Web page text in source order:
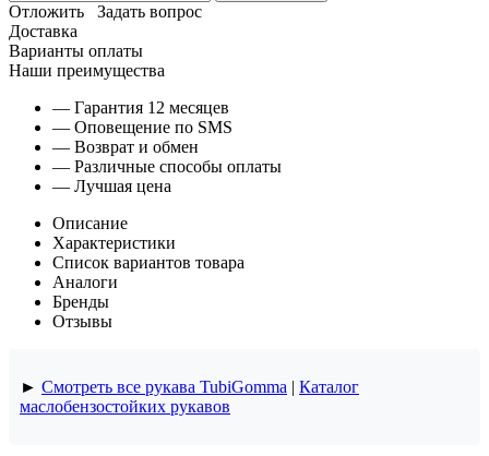
Отложить
Задать вопрос
Доставка
Варианты оплаты
Наши преимущества
— Гарантия 12 месяцев
— Оповещение по SMS
— Возврат и обмен
— Различные способы оплаты
— Лучшая цена
Описание
Характеристики
Список вариантов товара
Аналоги
Бренды
Отзывы
► Смотреть все рукава TubiGomma | Каталог
маслобензостойких рукавов